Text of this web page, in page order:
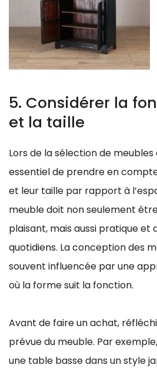
5. Considérer la
et la taille
Lors de la sélection de meubles
essentiel de prendre en
et leur taille par rapport à
meuble doit non seulement
plaisant, mais aussi pratique et
quotidiens. La conception des
souvent influencée par une
où la forme suit la fonction.
Avant de faire un achat,
prévue du meuble. Par
une table basse dans un style